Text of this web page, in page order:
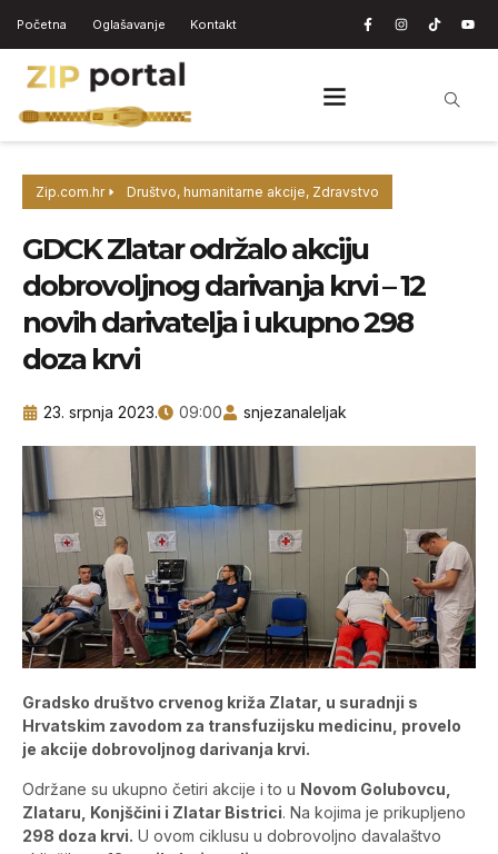
Početna Oglašavanje Kontakt
Zip.com.hr Društvo, humanitarne akcije, Zdravstvo
GDCK Zlatar održalo akciju
dobrovoljnog darivanja krvi – 12
novih darivatelja i ukupno 298
doza krvi
23. srpnja 2023. 09:00 snjezanaleljak
Gradsko društvo crvenog križa Zlatar, u suradnji s
Hrvatskim zavodom za transfuzijsku medicinu, provelo
je akcije dobrovoljnog darivanja krvi.
Održane su ukupno četiri akcije i to u Novom Golubovcu,
Zlataru, Konjščini i Zlatar Bistrici. Na kojima je prikupljeno
298 doza krvi. U ovom ciklusu u dobrovoljno davalaštvo